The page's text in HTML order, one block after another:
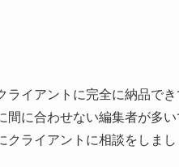
ライアントに完全に納品でき
に合わせない編集者が多い
ライアントに相談をしまし